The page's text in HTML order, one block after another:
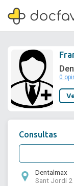
0
Consultas
Dentalmax
Sant Jordi 2